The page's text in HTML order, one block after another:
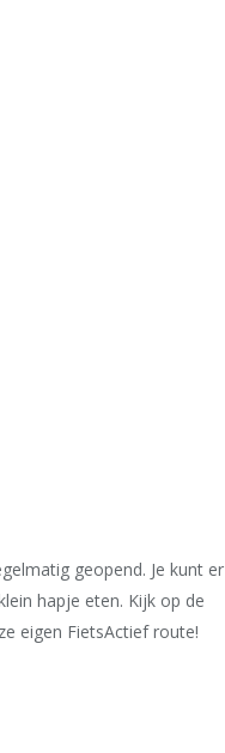
geopend. Je kunt er
hapje eten. Kijk op de
eigen FietsActief route!